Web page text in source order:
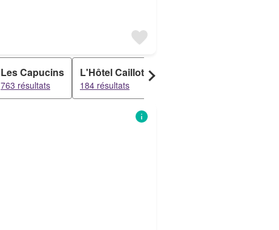
Les Capucins
763 résultats
L'Hôtel Caillot
184 résultats